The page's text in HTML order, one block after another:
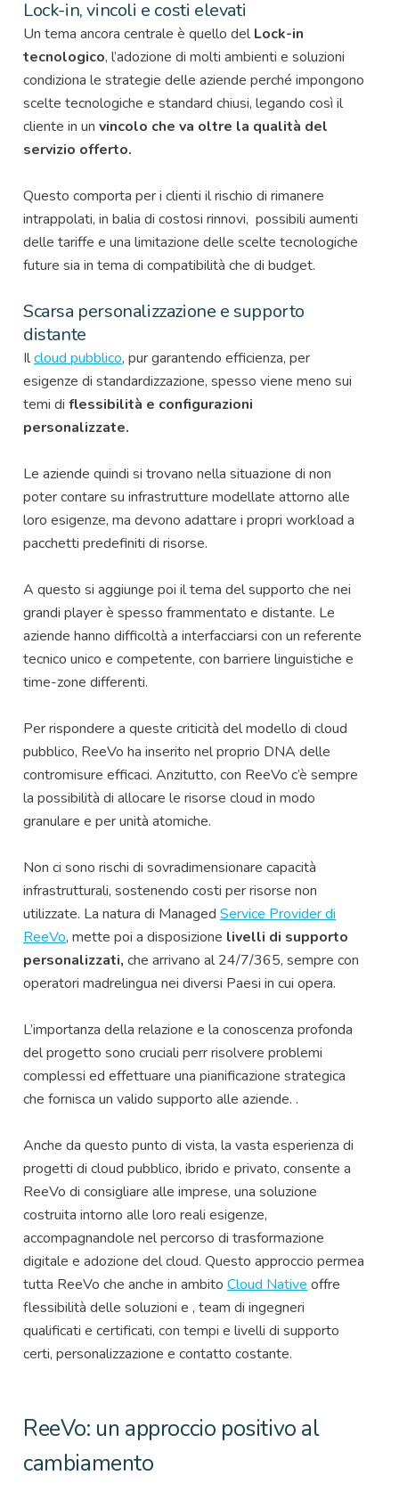
Lock-in, vincoli e costi elevati
Un tema ancora centrale è quello delLock-in
tecnologico, l’adozione di molti ambienti e soluzioni
condiziona le strategie delle aziende perché impongono
scelte tecnologiche e standard chiusi, legando così il
cliente in un vincolo che va oltre la qualità del
servizio offerto.
Questo comporta per i clienti il rischio di rimanere
intrappolati, in balia di costosi rinnovi, possibili aumenti
delle tariffe e una limitazione delle scelte tecnologiche
future sia in tema di compatibilità che di budget.
Scarsa personalizzazione e supporto
distante
Ilcloud pubblico, pur garantendo efficienza, per
esigenze di standardizzazione, spesso viene meno sui
temi di flessibilità e configurazioni
personalizzate.
Le aziende quindi si trovano nella situazione di non
poter contare su infrastrutture modellate attorno alle
loro esigenze, ma devono adattare i propri workload a
pacchetti predefiniti di risorse.
A questo si aggiunge poi il tema del supporto che nei
grandi player è spesso frammentato e distante. Le
aziende hanno difficoltà a interfacciarsi con un referente
tecnico unico e competente, con barriere linguistiche e
time-zone differenti.
Per rispondere a queste criticità del modello di cloud
pubblico, ReeVo ha inserito nel proprio DNA delle
contromisure efficaci. Anzitutto, con ReeVo c’è sempre
la possibilità di allocare le risorse cloud in modo
granulare e per unità atomiche.
Non ci sono rischi di sovradimensionare capacità
infrastrutturali, sostenendo costi per risorse non
utilizzate. La natura di Managed Service Provider di
ReeVo, mette poi a disposizione livelli di supporto
personalizzati, che arrivano al 24/7/365, sempre con
operatori madrelingua nei diversi Paesi in cui opera.
L’importanza della relazione e la conoscenza profonda
del progetto sono cruciali perr risolvere problemi
complessi ed effettuare una pianificazione strategica
che fornisca un valido supporto alle aziende. .
Anche da questo punto di vista, la vasta esperienza di
progetti di cloud pubblico, ibrido e privato, consente a
ReeVo di consigliare alle imprese, una soluzione
costruita intorno alle loro reali esigenze,
accompagnandole nel percorso di trasformazione
digitale e adozione del cloud. Questo approccio permea
tutta ReeVo che anche in ambito Cloud Native offre
flessibilità delle soluzioni e , team di ingegneri
qualificati e certificati, con tempi e livelli di supporto
certi, personalizzazione e contatto costante.
ReeVo: un approccio positivo al
cambiamento